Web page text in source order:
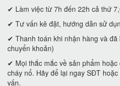
✔ Làm việc từ 7h đến 22h cả thứ
✔ Tư vấn kê đặt, hướng dẫn sử
✔ Thanh toán khi nhận hàng và
chuyển khoản)
✔ Mọi thắc mắc về sản phẩm
cháy nổ. Hãy để lại ngay SĐT
vấn.